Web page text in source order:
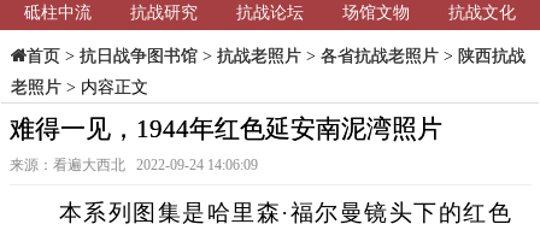
砥柱中流
抗战研究 抗战论坛 场馆文物 抗战文化
首页> 抗日战争图书馆> 抗战老照片> 各省抗战老照片> 陕西抗战
老照片> 内容正文
难得一见，1944年红色延安南泥湾照片
来源：看遍大西北 2022-09-24 14:06:09
本系列图集是哈里森·福尔曼镜头下的红色